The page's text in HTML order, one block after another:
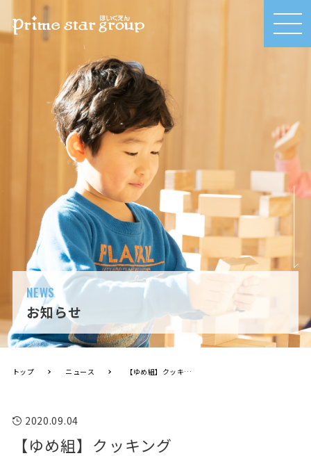
MEN
U
NEWS
お知らせ
トップ ニュース 【ゆめ組】クッキング
2020.09.04
【ゆめ組】クッキング